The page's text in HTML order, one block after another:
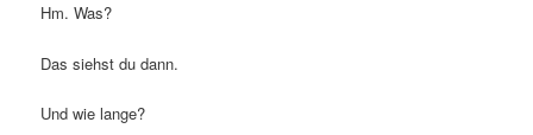
Hm. Was?
Das siehst du dann.
Und wie lange?